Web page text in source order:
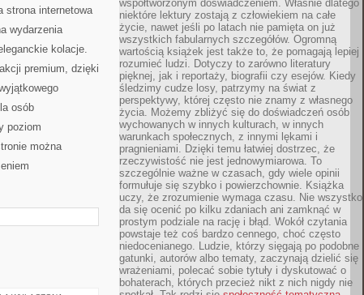
strona internetowa
wydarzenia
kolacje.
premium, dzięki
osób
poziom
można
współtworzonym doświadczeniem. Właśnie dlatego
niektóre lektury zostają z człowiekiem na całe
życie, nawet jeśli po latach nie pamięta on już
wszystkich fabularnych szczegółów. Ogromną
wartością książek jest także to, że pomagają lepiej
rozumieć ludzi. Dotyczy to zarówno literatury
pięknej, jak i reportaży, biografii czy esejów. Kiedy
śledzimy cudze losy, patrzymy na świat z
perspektywy, której często nie znamy z własnego
życia. Możemy zbliżyć się do doświadczeń osób
wychowanych w innych kulturach, w innych
warunkach społecznych, z innymi lękami i
pragnieniami. Dzięki temu łatwiej dostrzec, że
rzeczywistość nie jest jednowymiarowa. To
szczególnie ważne w czasach, gdy wiele opinii
formułuje się szybko i powierzchownie. Książka
uczy, że zrozumienie wymaga czasu. Nie wszystko
da się ocenić po kilku zdaniach ani zamknąć w
prostym podziale na rację i błąd. Wokół czytania
powstaje też coś bardzo cennego, choć często
niedocenianego. Ludzie, którzy sięgają po podobne
gatunki, autorów albo tematy, zaczynają dzielić się
wrażeniami, polecać sobie tytuły i dyskutować o
bohaterach, których przecież nikt z nich nigdy nie